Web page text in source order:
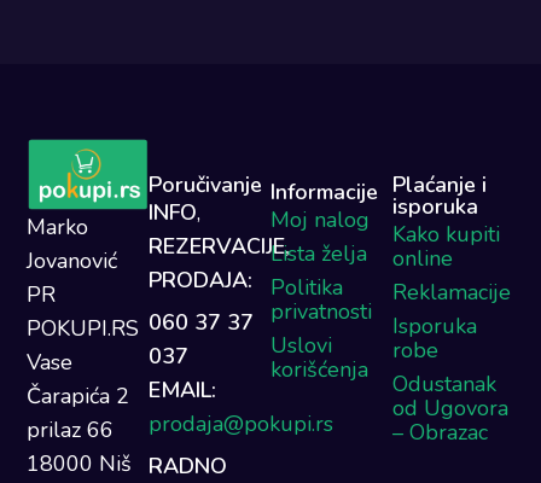
Marko
Jovanović
PR
POKUPI.RS
Vase
Čarapića 2
prilaz 66
18000 Niš
Poručivanje
INFO,
REZERVACIJE,
PRODAJA:
060 37 37
037
EMAIL:
prodaja@pokupi.rs
RADNO
Informacije
Moj nalog
Lista želja
Politika
privatnosti
Uslovi
korišćenja
Plaćanje i
isporuka
Kako kupiti
online
Reklamacije
Isporuka
robe
Odustanak
od Ugovora
– Obrazac